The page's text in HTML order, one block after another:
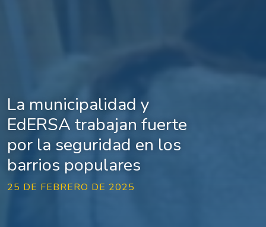
La municipalidad y
EdERSA trabajan fuerte
por la seguridad en los
barrios populares
25 DE FEBRERO DE 2025